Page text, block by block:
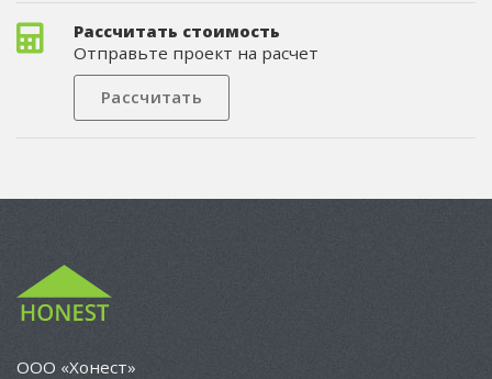
Рассчитать стоимость
Отправьте проект на расчет
Рассчитать
ООО «Хонест»